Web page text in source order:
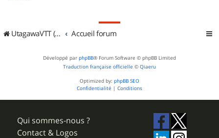
UtagawaVTT (Randos VTT et VTTAE avec traces GPS) Accueil forum
Développé par phpBB® Forum Software © phpBB Limited
Traduction française officielle © Qiaeru
Optimized by: phpBB SEO
Confidentialité | Conditions
Qui sommes-nous ?
Contact & Logos